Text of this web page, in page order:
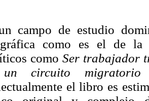
campo de estudio
como es el de la
como Ser trabajador
circuito
el libro es